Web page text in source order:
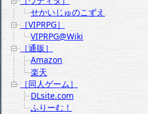
せかいじゅのこずえ
［VIPRPG］
VIPRPG@Wiki
［通販］
Amazon
楽天
［同人ゲーム］
DLsite.com
ふりーむ！